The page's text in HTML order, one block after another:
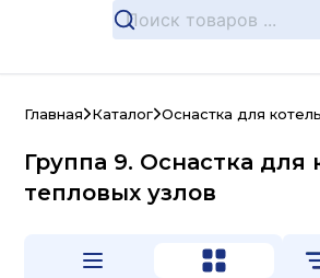
Главная Каталог Оснастка для
Группа 9. Оснастка для
тепловых узлов